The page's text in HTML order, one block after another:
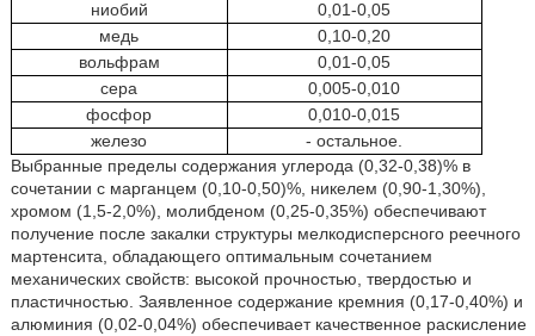
ниобий
0,01-0,05
медь
0,10-0,20
вольфрам
0,01-0,05
сера
0,005-0,010
фосфор
0,010-0,015
железо
- остальное.
Выбранные пределы содержания углерода (0,32-0,38)% в
сочетании с марганцем (0,10-0,50)%, никелем (0,90-1,30%),
хромом (1,5-2,0%), молибденом (0,25-0,35%) обеспечивают
получение после закалки структуры мелкодисперсного реечного
мартенсита, обладающего оптимальным сочетанием
механических свойств: высокой прочностью, твердостью и
пластичностью. Заявленное содержание кремния (0,17-0,40%) и
алюминия (0,02-0,04%) обеспечивает качественное раскисление